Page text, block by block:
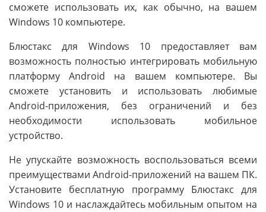
сможете использовать их, как обычно, на вашем
Windows 10 компьютере.
Блюстакс для Windows 10 предоставляет вам
возможность полностью интегрировать мобильную
платформу Android на вашем компьютере. Вы
сможете установить и использовать любимые
Android-приложения, без ограничений и без
необходимости использовать мобильное
устройство.
Не упускайте возможность воспользоваться всеми
преимуществами Android-приложений на вашем ПК.
Установите бесплатную программу Блюстакс для
Windows 10 и наслаждайтесь мобильным опытом на